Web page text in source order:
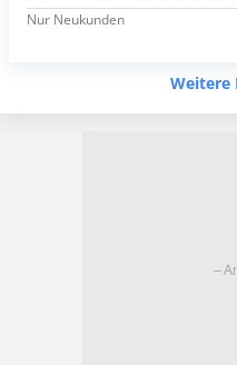
Nur Neukunden
Weitere